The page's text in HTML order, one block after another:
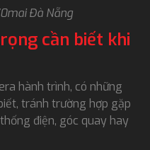
Đà Nẵng
cần biết khi
hành trình, có những
tránh trường hợp gặp
điện, góc quay hay